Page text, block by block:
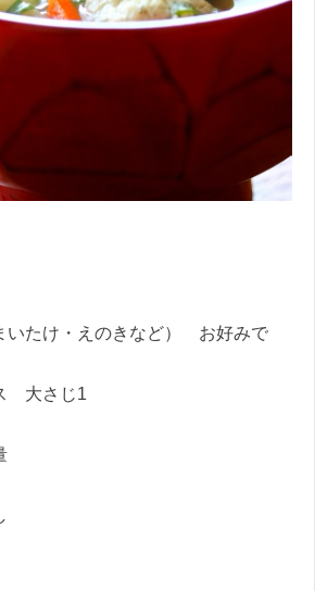
いたけ・えのきなど） お好みで
大さじ1